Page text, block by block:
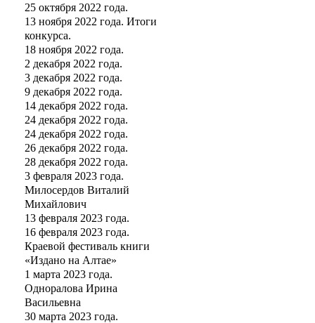
25 октября 2022 года.
13 ноября 2022 года. Итоги
конкурса.
18 ноября 2022 года.
2 декабря 2022 года.
3 декабря 2022 года.
9 декабря 2022 года.
14 декабря 2022 года.
24 декабря 2022 года.
24 декабря 2022 года.
26 декабря 2022 года.
28 декабря 2022 года.
3 февраля 2023 года.
Милосердов Виталий
Михайлович
13 февраля 2023 года.
16 февраля 2023 года.
Краевой фестиваль книги
«Издано на Алтае»
1 марта 2023 года.
Одноралова Ирина
Васильевна
30 марта 2023 года.